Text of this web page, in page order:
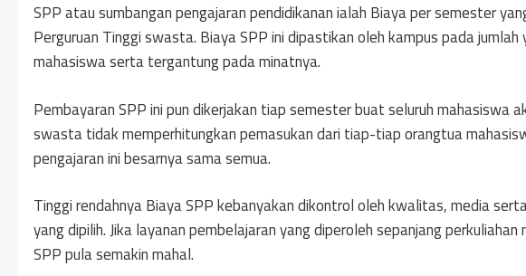
SPP atau sumbangan pengajaran pendidikanan ialah Biaya per semester
Perguruan Tinggi swasta. Biaya SPP ini dipastikan oleh kampus pada
mahasiswa serta tergantung pada minatnya.
Pembayaran SPP ini pun dikerjakan tiap semester buat seluruh mahasiswa
swasta tidak memperhitungkan pemasukan dari tiap-tiap orangtua
pengajaran ini besarnya sama semua.
Tinggi rendahnya Biaya SPP kebanyakan dikontrol oleh kwalitas, media
yang dipilih. Jika layanan pembelajaran yang diperoleh sepanjang
SPP pula semakin mahal.